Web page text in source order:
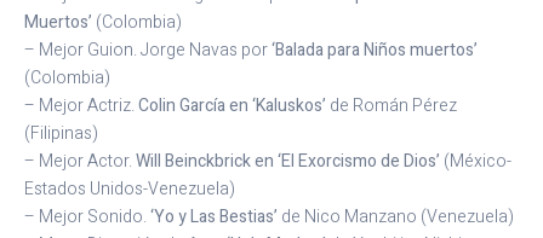
Muertos’ (Colombia)
– Mejor Guion. Jorge Navas por‘Balada para Niños muertos’
(Colombia)
– Mejor Actriz.Colin García en ‘Kaluskos’ de Román Pérez
(Filipinas)
– Mejor Actor.Will Beinckbrick en ‘El Exorcismo de Dios’ (México-
Estados Unidos-Venezuela)
– Mejor Sonido.‘Yo y Las Bestias’ de Nico Manzano (Venezuela)